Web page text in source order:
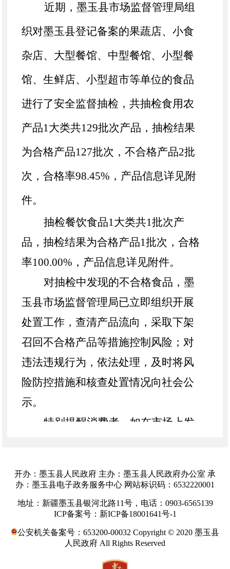
近期，墨玉县市场监督管理局组
织对墨玉县登记备案的果蔬店、小食
杂店、大型餐馆、中型餐馆、小型餐
馆、生鲜店、小型超市等单位的食品
进行了安全监督抽检，共抽检食用农
产品1大类共129批次产品，抽检结果
为合格产品127批次 ，不合格产品2批
次，合格率98.45%，产品信息详见附
件。
抽检餐饮食品1大类共1批次产
品，抽检结果为合格产品1批次，合格
率100.00%， 产品信息详见附件。
对抽检中发现的不合格食品，墨
玉县市场监督管理局已立即组织开展
处置工作，查清产品流向，采取下架
召回不合格产品等措施控制风险；对
违法违规行为，依法处理，及时将风
险防控措施和核查处置情况向社会公
示。
特别提醒消费者，如在市场上发
行投诉举报。
特此公告。
市场监督管理局
开办：墨玉县人民政府 主办：墨玉县人民政府办公室 承
办：墨玉县电子政务服务中心 网站标识码：6532220001
地址：新疆墨玉县银河北路11号，电话：0903-6565139
ICP备案号：新ICP备18001641号-1
公安机关备案号：653200-00032 Copyright © 2020 墨玉县
人民政府 All Rights Reserved